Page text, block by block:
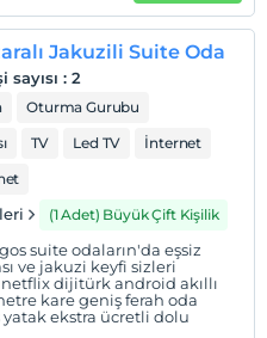
Denizi ve Prens
bulunmaktadır.
Jakuzili Suite Oda
: 2
Oturma Gurubu
TV Led TV
İnternet
(1 Adet) Büyük Çift Kişilik
suite odaların'da eşsiz
kare geniş ferah oda
dolu